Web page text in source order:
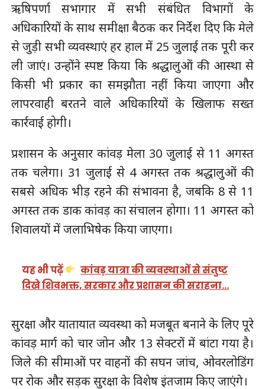
ऋषिपर्णा सभागार में सभी संबंधित विभागों के
अधिकारियों के साथ समीक्षा बैठक कर निर्देश दिए कि मेले
से जुड़ी सभी व्यवस्थाएं हर हाल में 25 जुलाई तक पूरी कर
ली जाएं। उन्होंने स्पष्ट किया कि श्रद्धालुओं की आस्था से
किसी भी प्रकार का समझौता नहीं किया जाएगा और
लापरवाही बरतने वाले अधिकारियों के खिलाफ सख्त
कार्रवाई होगी।
प्रशासन के अनुसार कांवड़ मेला 30 जुलाई से 11 अगस्त
तक चलेगा। 31 जुलाई से 4 अगस्त तक श्रद्धालुओं की
सबसे अधिक भीड़ रहने की संभावना है, जबकि 8 से 11
अगस्त तक डाक कांवड़ का संचालन होगा। 11 अगस्त को
शिवालयों में जलाभिषेक किया जाएगा।
यह भी पढ़ें
कांवड़ यात्रा की व्यवस्थाओं से संतुष्ट
दिखे शिवभक्त, सरकार और प्रशासन की सराहना…
सुरक्षा और यातायात व्यवस्था को मजबूत बनाने के लिए पूरे
कांवड़ मार्ग को चार जोन और 13 सेक्टरों में बांटा गया है।
जिले की सीमाओं पर वाहनों की सघन जांच, ओवरलोडिंग
पर रोक और सड़क सुरक्षा के विशेष इंतजाम किए जाएंगे।